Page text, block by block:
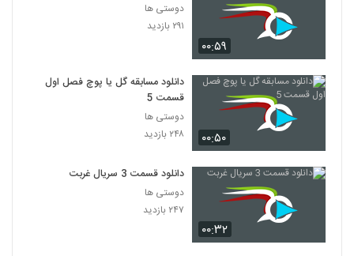
۰۰:۵۹
دوستی ها
۲۹۱ بازدید
۰۰:۵۰
دانلود مسابقه گل یا پوچ فصل اول
قسمت 5
دوستی ها
۲۴۸ بازدید
۰۰:۳۲
دانلود قسمت 3 سریال غربت
دوستی ها
۲۴۷ بازدید